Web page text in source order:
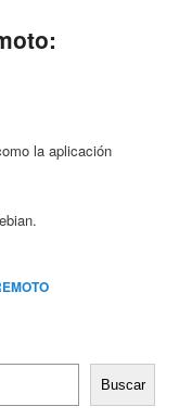
la aplicación
Buscar